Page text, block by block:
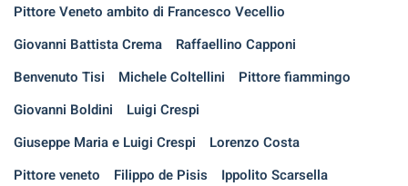
Pittore Veneto ambito di Francesco Vecellio
Giovanni Battista Crema
Raffaellino Capponi
Benvenuto Tisi
Michele Coltellini
Pittore fiammingo
Giovanni Boldini
Luigi Crespi
Giuseppe Maria e Luigi Crespi
Lorenzo Costa
Pittore veneto
Filippo de Pisis
Ippolito Scarsella